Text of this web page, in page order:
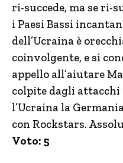
ri-succede, ma se ri-
i Paesi Bassi
dell’Ucraina è
coinvolgente, e si
appello all’aiutare
colpite dagli attacchi
l’Ucraina la
con Rockstars.
Voto: 5